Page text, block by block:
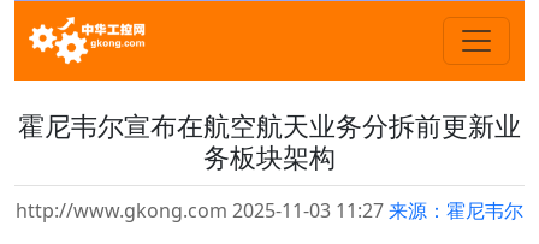
霍尼韦尔宣布在航空航天业务分拆前更新业
务板块架构
http://www.gkong.com 2025-11-03 11:27来源：霍尼韦尔